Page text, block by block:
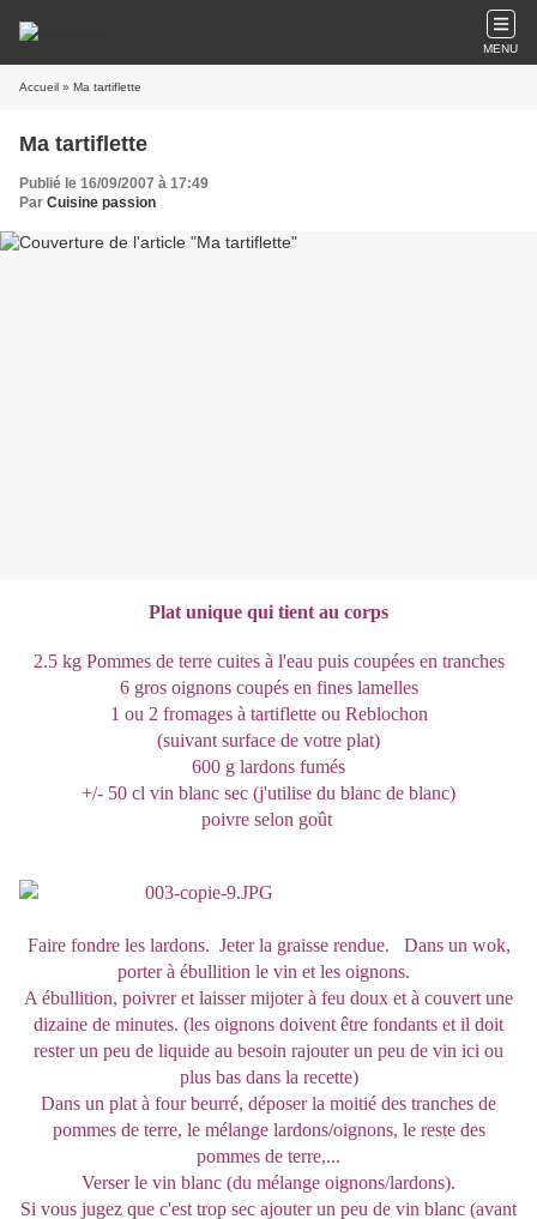
MENU
Accueil » Ma tartiflette
Ma tartiflette
Publié le 16/09/2007 à 17:49
Par Cuisine passion
Plat unique qui tient au corps
2.5 kg Pommes de terre cuites à l'eau puis coupées en tranches
6 gros oignons coupés en fines lamelles
1 ou 2 fromages à tartiflette ou Reblochon
(suivant surface de votre plat)
600 g lardons fumés
+/- 50 cl vin blanc sec (j'utilise du blanc de blanc)
poivre selon goût
Faire fondre les lardons. Jeter la graisse rendue. Dans un wok,
porter à ébullition le vin et les oignons.
A ébullition, poivrer et laisser mijoter à feu doux et à couvert une
dizaine de minutes. (les oignons doivent être fondants et il doit
rester un peu de liquide au besoin rajouter un peu de vin ici ou
plus bas dans la recette)
Dans un plat à four beurré, déposer la moitié des tranches de
pommes de terre, le mélange lardons/oignons, le reste des
pommes de terre,...
Verser le vin blanc (du mélange oignons/lardons).
Si vous jugez que c'est trop sec ajouter un peu de vin blanc (avant